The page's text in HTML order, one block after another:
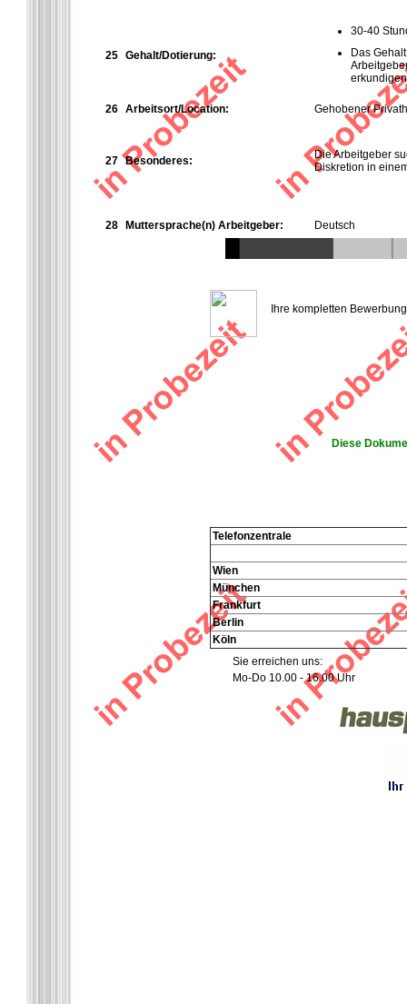
25 Gehalt/Dotierung:
30-40
Das
26 Arbeitsort/Location: Gehobener
27 Besonderes:
Die Arbeitgeber
Diskretion in
28 Muttersprache(n) Arbeitgeber: Deutsch
Ihre kompletten
Diese
Telefonzentrale
Wien
München
Frankfurt
Berlin
Köln
Sie erreichen uns:
Mo-Do 10.00 - 16.00 Uhr